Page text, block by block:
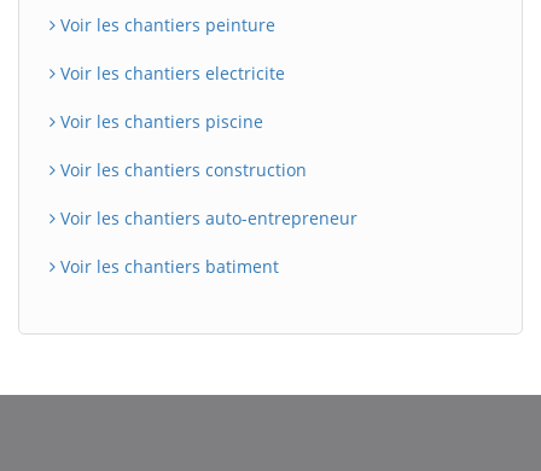
Voir les chantiers peinture
Voir les chantiers electricite
Voir les chantiers piscine
Voir les chantiers construction
Voir les chantiers auto-entrepreneur
Voir les chantiers batiment